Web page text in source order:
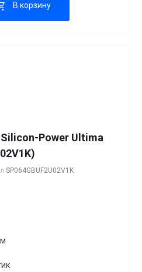
В корзину
Power Ultima
SP064GBUF2U02V1K